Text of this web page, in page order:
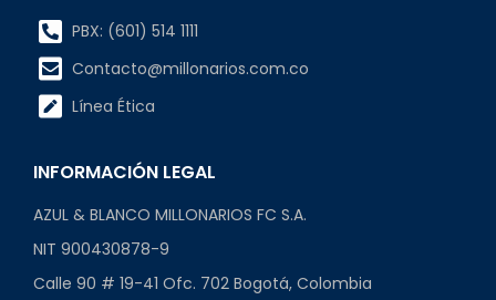
PBX: (601) 514 1111
Contacto@millonarios.com.co
Línea Ética
INFORMACIÓN LEGAL
AZUL & BLANCO MILLONARIOS FC S.A.
NIT 900430878-9
Calle 90 # 19-41 Ofc. 702 Bogotá, Colombia